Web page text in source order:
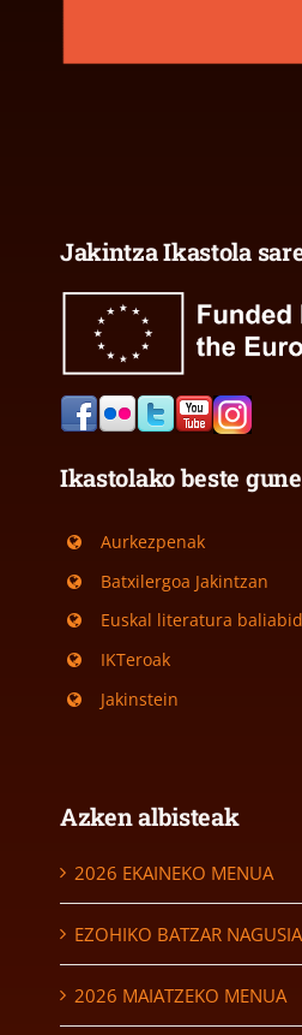
Jakintza Ikastola
Ikastolako beste
Aurkezpenak
Batxilergoa Jakintzan
Euskal literatura
IKTeroak
Jakinstein
Azken albisteak
2026 EKAINEKO MENUA
EZOHIKO BATZAR NAGUSIA
2026 MAIATZEKO MENUA